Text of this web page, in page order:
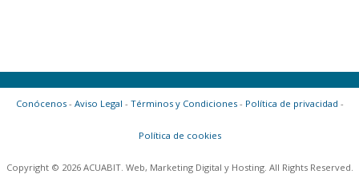
Conócenos- Aviso Legal - Términos y Condiciones- Política de privacidad -
Política de cookies
Copyright © 2026 ACUABIT. Web, Marketing Digital y Hosting. All Rights Reserved.